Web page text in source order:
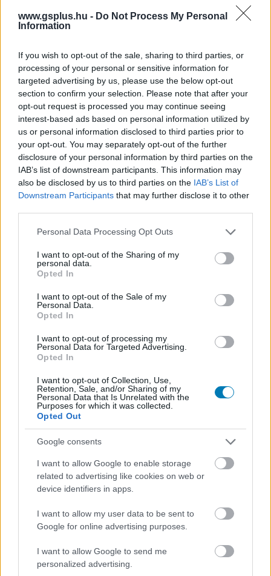
www.gsplus.hu - Do Not Process My Personal
Information
If you wish to opt-out of the sale, sharing to third parties, or
processing of your personal or sensitive information for
targeted advertising by us, please use the below opt-out
section to confirm your selection. Please note that after your
opt-out request is processed you may continue seeing
interest-based ads based on personal information utilized by
us or personal information disclosed to third parties prior to
your opt-out. You may separately opt-out of the further
disclosure of your personal information by third parties on the
IAB’s list of downstream participants. This information may
also be disclosed by us to third parties on the IAB’s List of
Downstream Participants that may further disclose it to other
Please note that this website/app uses one or more Google
not limited to your visit or usage behaviour. You may click to
grant or deny consent to Google and its third-party tags to
use your data for below specified purposes in below Google
consent section.
Personal Data Processing Opt Outs
I want to opt-out of the Sharing of my
personal data.
Opted In
I want to opt-out of the Sale of my
Personal Data.
Opted In
I want to opt-out of processing my
Personal Data for Targeted Advertising.
Opted In
I want to opt-out of Collection, Use,
Retention, Sale, and/or Sharing of my
Personal Data that Is Unrelated with the
Purposes for which it was collected.
Opted Out
Google consents
I want to allow Google to enable storage
related to advertising like cookies on web or
device identifiers in apps.
I want to allow my user data to be sent to
Google for online advertising purposes.
I want to allow Google to send me
personalized advertising.
Star Wars helyett egy Titanfall játékon dolgozik a
Respawn csapata?
| 2024.03.05 07:45
A srácoknak kukázniuk kellett egy Star Wars projektet, de a
felszabadult erőforrások jó helyre kerülhettek a pletykák
szerint. Azért vannak kétségeink.
Ilyen lehetett volna a Star Wars FPS, amit a
napokban törölt az EA
A Star Wars Jedi játékokat is jegyző Respawn FPS-éről
kiderült egy-két érdekesség.
Star Wars-játékának főhőse
| 2024.02.16 18:44